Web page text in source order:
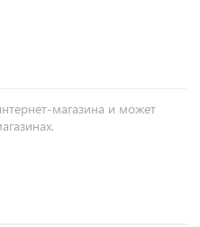
магазина и может